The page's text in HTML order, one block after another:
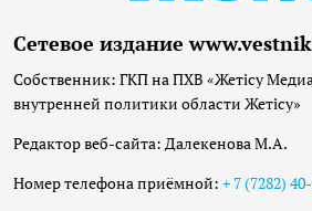
Сетевое издание
Собственник: ГКП на ПХВ «Жетісу
внутренней политики области Жетісу»
Редактор веб-сайта: Далекенова М.А.
Номер телефона приёмной: + 7 (7282)